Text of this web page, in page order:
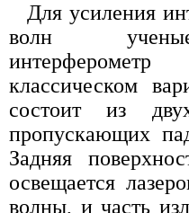
Для усиления
волн
классическом
состоит из
пропускающих
Задняя
освещается
волны, и часть